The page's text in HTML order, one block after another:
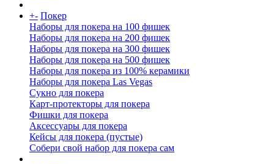
+- Покер
Наборы для покера на 100 фишек
Наборы для покера на 200 фишек
Наборы для покера на 300 фишек
Наборы для покера на 500 фишек
Наборы для покера из 100% керамики
Наборы для покера Las Vegas
Сукно для покера
Карт-протекторы для покера
Фишки для покера
Аксессуары для покера
Кейсы для покера (пустые)
Собери свой набор для покера сам